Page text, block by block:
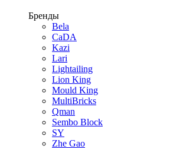
Бренды
Bela
CaDA
Kazi
Lari
Lightailing
Lion King
Mould King
MultiBricks
Qman
Sembo Block
SY
Zhe Gao